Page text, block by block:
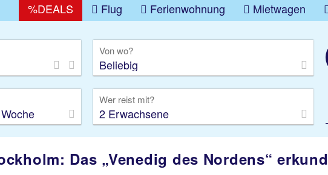
%DEALS Flug Ferienwohnung Mietwagen
Von wo?
Beliebig
Wer reist mit?
2 Erwachsene
Das „Venedig des Nordens“